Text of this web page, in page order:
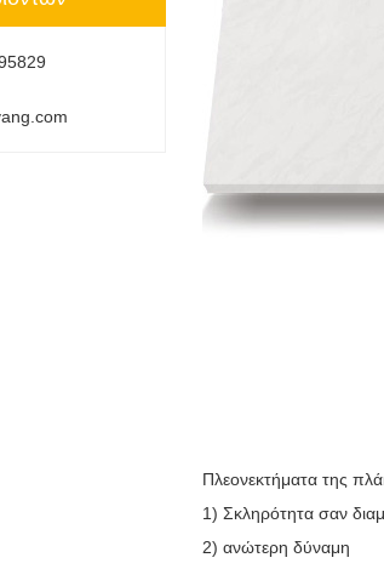
Πλεονεκτήματα της
1) Σκληρότητα σαν
2) ανώτερη δύναμη